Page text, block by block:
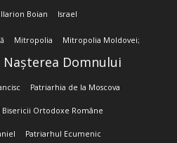
Ilarion Boian Israel
Mitropolia Mitropolia Moldovei;
Nașterea Domnului
Patriarhia de la Moscova
Bisericii Ortodoxe Române
Patriarhul Ecumenic